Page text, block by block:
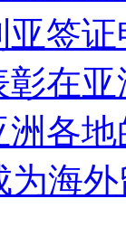
签
在
各
为海